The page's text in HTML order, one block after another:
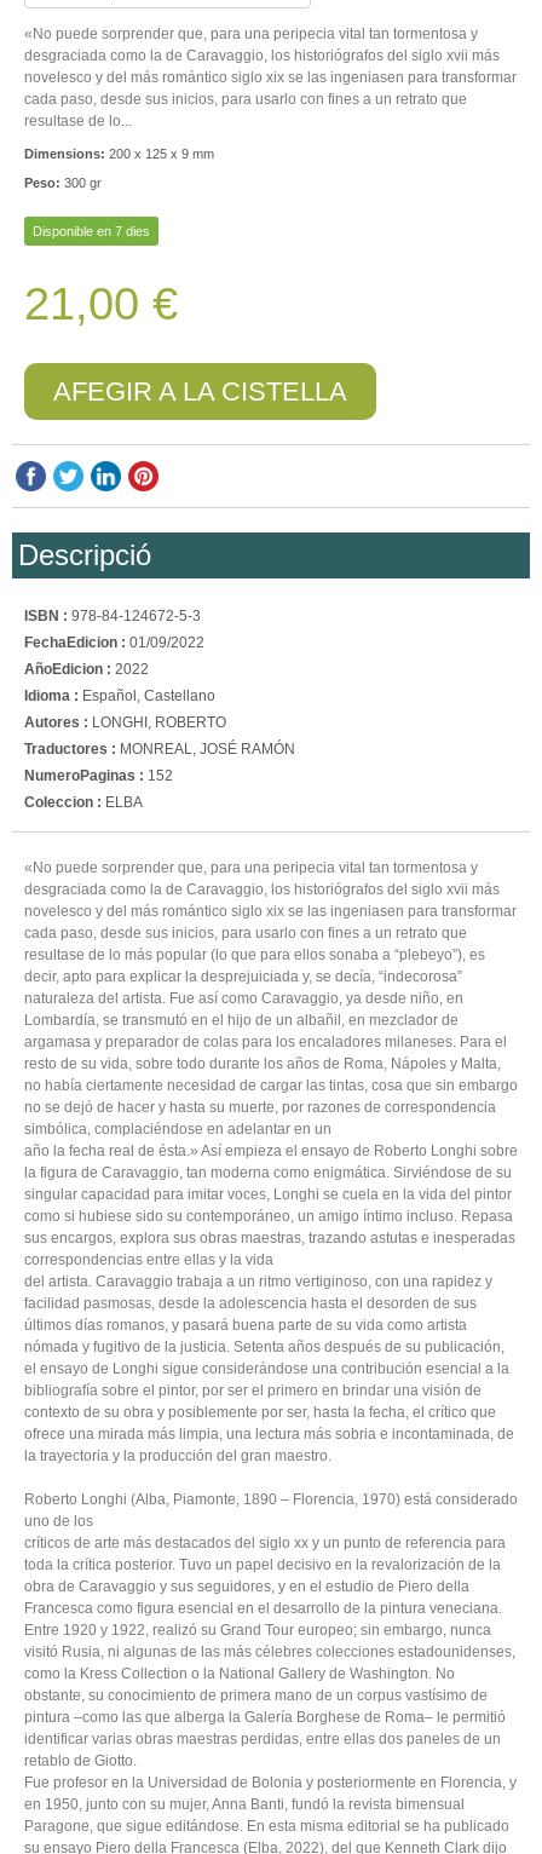
«No puede sorprender que, para una peripecia vital tan tormentosa y
desgraciada como la de Caravaggio, los historiógrafos del siglo xvii más
novelesco y del más romántico siglo xix se las ingeniasen para transformar
cada paso, desde sus inicios, para usarlo con fines a un retrato que
resultase de lo...
Dimensions: 200 x 125 x 9 mm
Peso: 300 gr
Disponible en 7 dies
21,00 €
AFEGIR A LA CISTELLA
Descripció
ISBN : 978-84-124672-5-3
FechaEdicion : 01/09/2022
AñoEdicion : 2022
Idioma : Español, Castellano
Autores : LONGHI, ROBERTO
Traductores : MONREAL, JOSÉ RAMÓN
NumeroPaginas : 152
Coleccion : ELBA
«No puede sorprender que, para una peripecia vital tan tormentosa y
desgraciada como la de Caravaggio, los historiógrafos del siglo xvii más
novelesco y del más romántico siglo xix se las ingeniasen para transformar
cada paso, desde sus inicios, para usarlo con fines a un retrato que
resultase de lo más popular (lo que para ellos sonaba a “plebeyo”), es
decir, apto para explicar la desprejuiciada y, se decía, “indecorosa”
naturaleza del artista. Fue así como Caravaggio, ya desde niño, en
Lombardía, se transmutó en el hijo de un albañil, en mezclador de
argamasa y preparador de colas para los encaladores milaneses. Para el
resto de su vida, sobre todo durante los años de Roma, Nápoles y Malta,
no había ciertamente necesidad de cargar las tintas, cosa que sin embargo
no se dejó de hacer y hasta su muerte, por razones de correspondencia
simbólica, complaciéndose en adelantar en un
año la fecha real de ésta.» Así empieza el ensayo de Roberto Longhi sobre
la figura de Caravaggio, tan moderna como enigmática. Sirviéndose de su
singular capacidad para imitar voces, Longhi se cuela en la vida del pintor
como si hubiese sido su contemporáneo, un amigo íntimo incluso. Repasa
sus encargos, explora sus obras maestras, trazando astutas e inesperadas
correspondencias entre ellas y la vida
del artista. Caravaggio trabaja a un ritmo vertiginoso, con una rapidez y
facilidad pasmosas, desde la adolescencia hasta el desorden de sus
últimos días romanos, y pasará buena parte de su vida como artista
nómada y fugitivo de la justicia. Setenta años después de su publicación,
el ensayo de Longhi sigue considerándose una contribución esencial a la
bibliografía sobre el pintor, por ser el primero en brindar una visión de
contexto de su obra y posiblemente por ser, hasta la fecha, el crítico que
ofrece una mirada más limpia, una lectura más sobria e incontaminada, de
la trayectoria y la producción del gran maestro.
Roberto Longhi (Alba, Piamonte, 1890 – Florencia, 1970) está considerado
uno de los
críticos de arte más destacados del siglo xx y un punto de referencia para
toda la crítica posterior. Tuvo un papel decisivo en la revalorización de la
obra de Caravaggio y sus seguidores, y en el estudio de Piero della
Francesca como figura esencial en el desarrollo de la pintura veneciana.
Entre 1920 y 1922, realizó su Grand Tour europeo; sin embargo, nunca
visitó Rusia, ni algunas de las más célebres colecciones estadounidenses,
como la Kress Collection o la National Gallery de Washington. No
obstante, su conocimiento de primera mano de un corpus vastísimo de
pintura –como las que alberga la Galería Borghese de Roma– le permitió
identificar varias obras maestras perdidas, entre ellas dos paneles de un
retablo de Giotto.
Fue profesor en la Universidad de Bolonia y posteriormente en Florencia, y
en 1950, junto con su mujer, Anna Banti, fundó la revista bimensual
Paragone, que sigue editándose. En esta misma editorial se ha publicado
su ensayo Piero della Francesca (Elba, 2022), del que Kenneth Clark dijo